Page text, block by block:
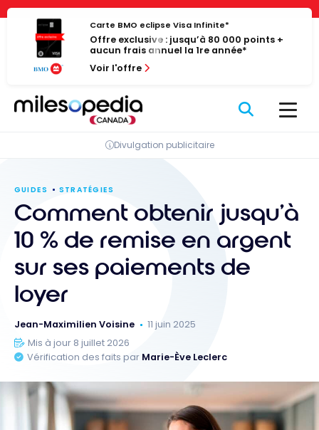
Panneau de gestion des cookies
Passer
contenu
Carte BMO eclipse Visa Infinite*
Offre exclusive : jusqu’à 80 000 points +
aucun frais annuel la 1re année*
Voir l'offre
Divulgation publicitaire
GUIDES STRATÉGIES
Comment obtenir jusqu’à
10 % de remise en argent
sur ses paiements de
loyer
Jean-Maximilien Voisine
11 juin 2025
Mis à jour 8 juillet 2026
Vérification des faits par Marie-Ève Leclerc